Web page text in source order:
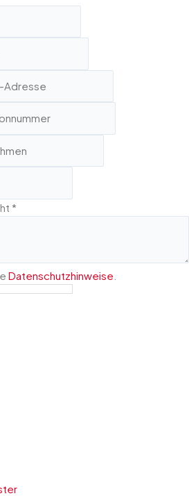
*
Datenschutzhinweise